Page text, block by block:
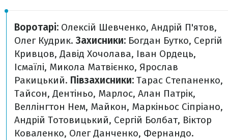
Воротарі: Олексій Шевченко, Андрій П'ятов,
Олег Кудрик. Захисники: Богдан Бутко, Сергій
Кривцов, Давід Хочолава, Іван Ордець,
Ісмаїлі, Микола Матвієнко, Ярослав
Ракицький. Півзахисники: Тарас Степаненко,
Тайсон, Дентіньо, Марлос, Алан Патрік,
Веллінгтон Нем, Майкон, Маркіньос Сіпріано,
Андрій Тотовицький, Сергій Болбат, Віктор
Коваленко, Олег Данченко, Фернандо.